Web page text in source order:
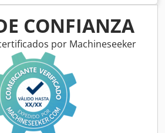
CONFIANZA
por Machineseeker